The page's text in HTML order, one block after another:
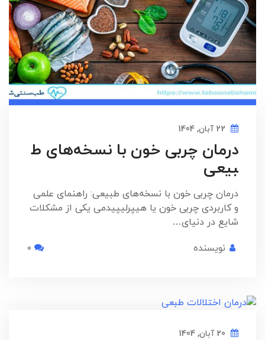
درمان چربی خون با نسخه‌های ط
بیعی
درمان چربی خون با نسخه‌های طبیعی: راهنمای علمی
و کاربردی چربی خون یا هیپرلیپیدمی یکی از مشکلات
شایع در دنیای…
نویسنده